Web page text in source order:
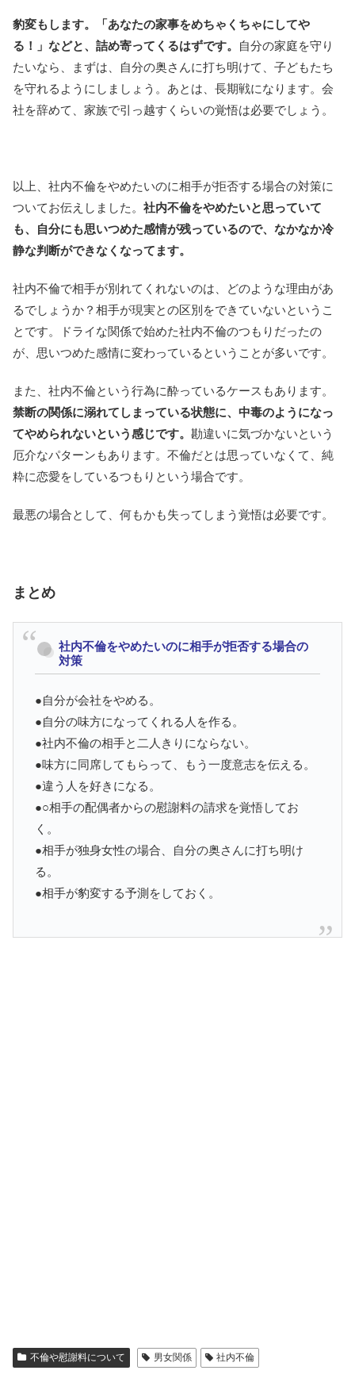
豹変もします。「あなたの家事をめちゃくちゃにしてや
る！」などと、詰め寄ってくるはずです。
自分の家庭を守り
たいなら、まずは、自分の奥さんに打ち明けて、子どもたち
を守れるようにしましょう。あとは、長期戦になります。会
社を辞めて、家族で引っ越すくらいの覚悟は必要でしょう。
以上、社内不倫をやめたいのに相手が拒否する場合の対策に
ついてお伝えしました。 社内不倫をやめたいと思っていて
も、自分にも思いつめた感情が残っているので、なかなか冷
静な判断ができなくなってます。
社内不倫で相手が別れてくれないのは、どのような理由があ
るでしょうか？相手が現実との区別をできていないというこ
とです。ドライな関係で始めた社内不倫のつもりだったの
が、思いつめた感情に変わっているということが多いです。
また、社内不倫という行為に酔っているケースもあります。
禁断の関係に溺れてしまっている状態に、中毒のようになっ
てやめられないという感じです。 勘違いに気づかないという
厄介なパターンもあります。不倫だとは思っていなくて、純
粋に恋愛をしているつもりという場合です。
最悪の場合として、何もかも失ってしまう覚悟は必要です。
まとめ
社内不倫をやめたいのに相手が拒否する場合の
対策
●自分が会社をやめる。
●自分の味方になってくれる人を作る。
●社内不倫の相手と二人きりにならない。
●味方に同席してもらって、もう一度意志を伝える。
●違う人を好きになる。
●○相手の配偶者からの慰謝料の請求を覚悟してお
く。
●相手が独身女性の場合、自分の奥さんに打ち明け
る。
●相手が豹変する予測をしておく。
不倫や慰謝料について 男女関係 社内不倫